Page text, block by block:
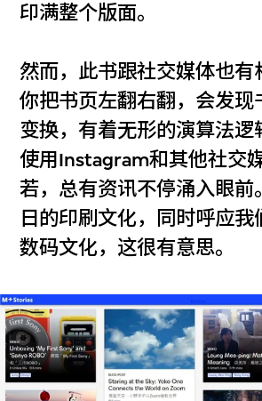
印满整个版面。
然而，此书跟社交媒体也有
你把书页左翻右翻，会发现
变换，有着无形的演算法逻
使用Instagram和其他社交
若，总有资讯不停涌入眼前
日的印刷文化，同时呼应
数码文化，这很有意思。